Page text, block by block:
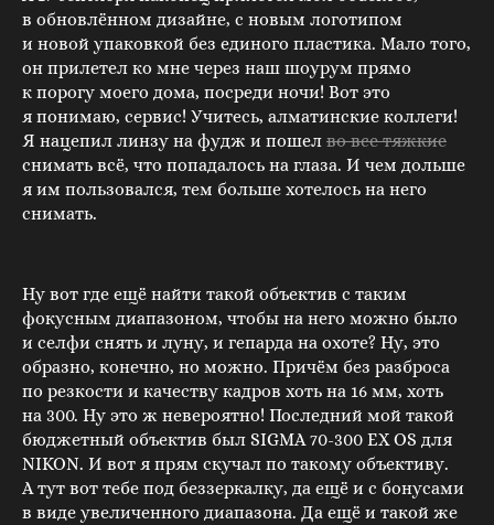
в обновлённом дизайне, с новым логотипом
и новой упаковкой без единого пластика. Мало того,
он прилетел ко мне через наш шоурум прямо
к порогу моего дома, посреди ночи! Вот это
я понимаю, сервис! Учитесь, алматинские коллеги!
Я нацепил линзу на фудж и пошел во все тяжкие
снимать всё, что попадалось на глаза. И чем дольше
я им пользовался, тем больше хотелось на него
снимать.
Ну вот где ещё найти такой объектив с таким
фокусным диапазоном, чтобы на него можно было
и селфи снять и луну, и гепарда на охоте? Ну, это
образно, конечно, но можно. Причём без разброса
по резкости и качеству кадров хоть на 16 мм, хоть
на 300. Ну это ж невероятно! Последний мой такой
бюджетный объектив был SIGMA 70-300 EX OS для
NIKON. И вот я прям скучал по такому объективу.
А тут вот тебе под беззеркалку, да ещё и с бонусами
в виде увеличенного диапазона. Да ещё и такой же